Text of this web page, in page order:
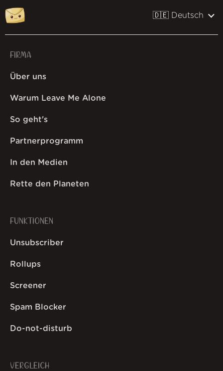
🇩🇪 Deutsch
FIRMA
Über uns
Warum Leave Me Alone
So geht's
Partnerprogramm
In den Medien
Rette den Planeten
FUNKTIONEN
Unsubscriber
Rollups
Screener
Spam Blocker
Do-not-disturb
VERGLEICH